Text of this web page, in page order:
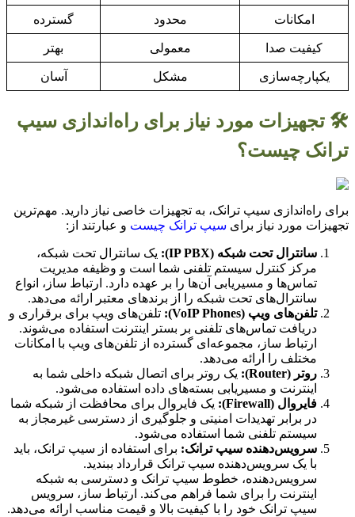
امکانات محدود گسترده
کیفیت صدا معمولی بهتر
یکپارچه‌سازی مشکل آسان
🛠️ تجهیزات مورد نیاز برای راه‌اندازی سیپ
ترانک چیست؟
برای راه‌اندازی سیپ ترانک، به تجهیزات خاصی نیاز دارید. مهم‌ترین
تجهیزات مورد نیاز برای سیپ ترانک چیست و عبارتند از:
سانترال تحت شبکه (IP PBX):
یک سانترال تحت شبکه،
مرکز کنترل سیستم تلفنی شما است و وظیفه مدیریت
تماس‌ها و مسیریابی آن‌ها را بر عهده دارد. ارتباط ساز، انواع
سانترال‌های تحت شبکه را از برندهای معتبر ارائه می‌دهد.
تلفن‌های ویپ (VoIP Phones):
تلفن‌های ویپ برای برقراری و
دریافت تماس‌های تلفنی بر بستر اینترنت استفاده می‌شوند.
ارتباط ساز، مجموعه‌ای گسترده از تلفن‌های ویپ با امکانات
مختلف را ارائه می‌دهد.
روتر (Router):
یک روتر برای اتصال شبکه داخلی شما به
اینترنت و مسیریابی بسته‌های داده استفاده می‌شود.
فایروال (Firewall):
یک فایروال برای محافظت از شبکه شما
در برابر تهدیدات امنیتی و جلوگیری از دسترسی غیرمجاز به
سیستم تلفنی شما استفاده می‌شود.
سرویس‌دهنده سیپ ترانک: برای استفاده از سیپ ترانک، باید
با یک سرویس‌دهنده سیپ ترانک قرارداد ببندید.
سرویس‌دهنده، خطوط سیپ ترانک و دسترسی به شبکه
اینترنت را برای شما فراهم می‌کند. ارتباط ساز، سرویس
سیپ ترانک خود را با کیفیت بالا و قیمت مناسب ارائه می‌دهد.